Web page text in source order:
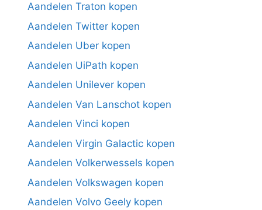
Aandelen Traton kopen
Aandelen Twitter kopen
Aandelen Uber kopen
Aandelen UiPath kopen
Aandelen Unilever kopen
Aandelen Van Lanschot kopen
Aandelen Vinci kopen
Aandelen Virgin Galactic kopen
Aandelen Volkerwessels kopen
Aandelen Volkswagen kopen
Aandelen Volvo Geely kopen